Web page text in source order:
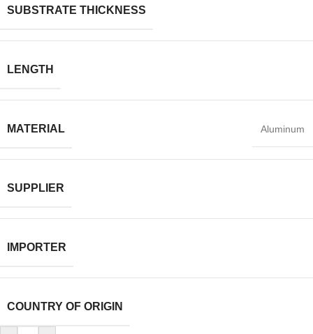
SUBSTRATE THICKNESS
LENGTH
MATERIAL Aluminum
SUPPLIER
IMPORTER
COUNTRY OF ORIGIN